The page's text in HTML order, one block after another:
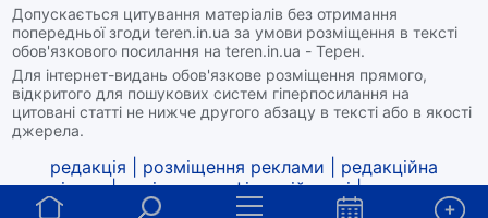
Допускається цитування матеріалів без отримання
попередньої згоди teren.in.ua за умови розміщення в тексті
обов'язкового посилання на teren.in.ua - Терен.
Для інтернет-видань обов'язкове розміщення прямого,
відкритого для пошукових систем гіперпосилання на
цитовані статті не нижче другого абзацу в тексті або в якості
джерела.
редакція розміщення реклами
редакційна
політика|політика конфіденційності|структура
власності|про нас